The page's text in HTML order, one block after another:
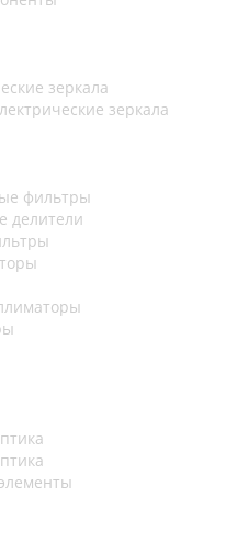
зеркала
зеркала
фильтры
делители